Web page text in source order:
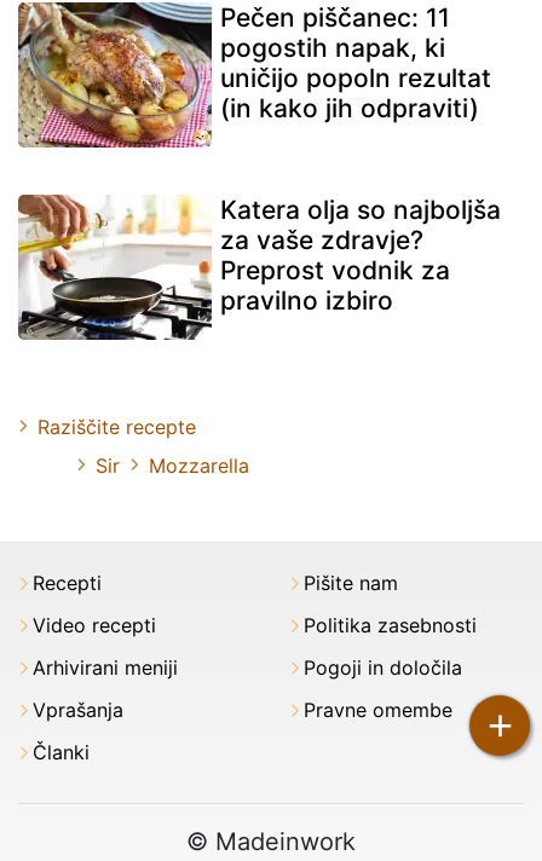
+
Pečen piščanec: 11
pogostih napak, ki
uničijo popoln rezultat
(in kako jih odpraviti)
Katera olja so najboljša
za vaše zdravje?
Preprost vodnik za
pravilno izbiro
Raziščite recepte
Sir
Mozzarella
Recepti
Video recepti
Arhivirani meniji
Vprašanja
Članki
Pišite nam
Politika zasebnosti
Pogoji in določila
Pravne omembe
© Madeinwork